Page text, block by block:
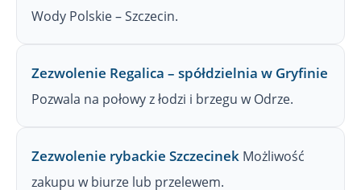
Wody Polskie – Szczecin.
Zezwolenie Regalica – spółdzielnia w Gryfinie
Pozwala na połowy z łodzi i brzegu w Odrze.
Zezwolenie rybackie Szczecinek Możliwość
zakupu w biurze lub przelewem.